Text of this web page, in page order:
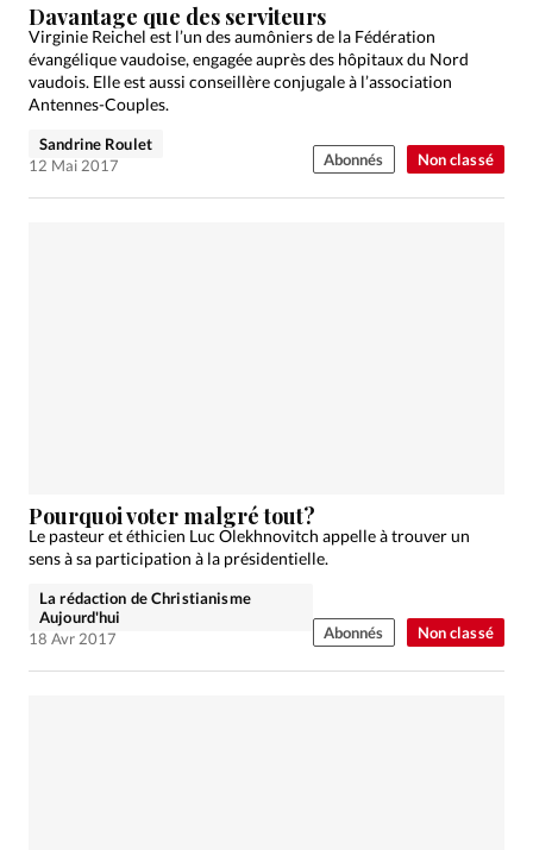
Non classé
Davantage que des serviteurs
Virginie Reichel est l’un des aumôniers de la Fédération
évangélique vaudoise, engagée auprès des hôpitaux du Nord
vaudois. Elle est aussi conseillère conjugale à l’association
Antennes-Couples.
Sandrine Roulet
12 Mai 2017
Abonnés
Non classé
Pourquoi voter malgré tout?
Le pasteur et éthicien Luc Olekhnovitch appelle à trouver un
sens à sa participation à la présidentielle.
La rédaction de Christianisme
Aujourd'hui
18 Avr 2017
Abonnés